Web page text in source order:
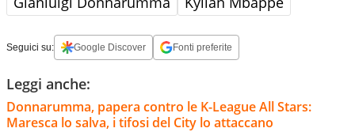
Seguici su: Google Discover Fonti preferite
Leggi anche:
Donnarumma, papera contro le K-League All Stars:
Maresca lo salva, i tifosi del City lo attaccano